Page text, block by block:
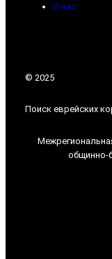
О нас
© 2025
Поиск еврейских
общинно-